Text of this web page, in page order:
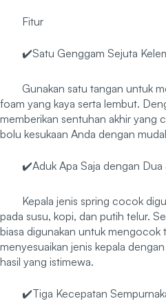
Fitur
✔️Satu Genggam Sejuta
Gunakan satu tangan untuk
foam yang kaya serta lembut.
memberikan sentuhan akhir yang
bolu kesukaan Anda dengan
✔️Aduk Apa Saja dengan Dua
Kepala jenis spring cocok
pada susu, kopi, dan putih telur.
biasa digunakan untuk mengocok
menyesuaikan jenis kepala
hasil yang istimewa.
✔️Tiga Kecepatan